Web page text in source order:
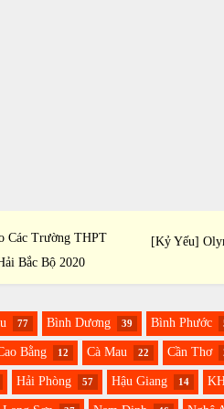
Các Trường THPT
Bắc Bộ 2020
[Kỷ Yếu]
77 Bình Dương 39 Bình Phước
Bằng 12 Cà Mau 22 Cần Thơ
Hải Phòng 57 Hậu Giang 14